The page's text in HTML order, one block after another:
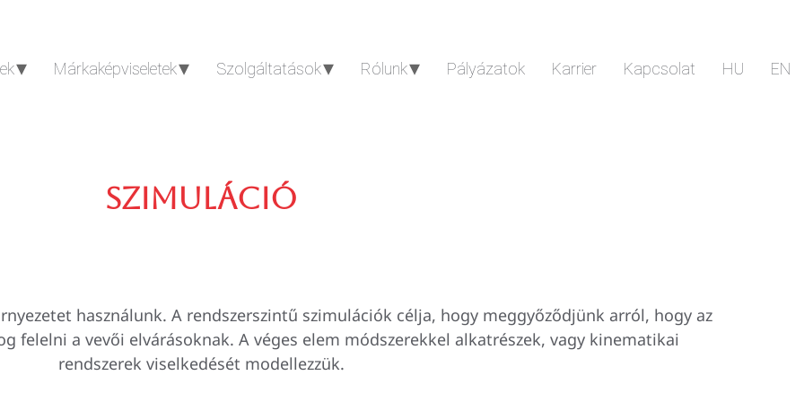
Márkaképviseletek Szolgáltatások Rólunk Pályázatok Karrier Kapcsolat HU EN
Szimuláció
használunk. A rendszerszintű szimulációk célja, hogy meggyőződjünk arról, hogy az
felelni a vevői elvárásoknak. A véges elem módszerekkel alkatrészek, vagy kinematikai
rendszerek viselkedését modellezzük.